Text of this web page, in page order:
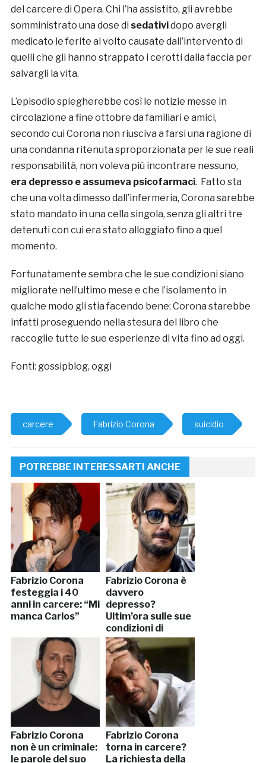
del carcere di Opera. Chi l’ha assistito, gli avrebbe
somministrato una dose di sedatividopo avergli
medicato le ferite al volto causate dall’intervento di
quelli che gli hanno strappato i cerotti dalla faccia per
salvargli la vita.
L’episodio spiegherebbe così le notizie messe in
circolazione a fine ottobre da familiari e amici,
secondo cui Corona non riusciva a farsi una ragione di
una condanna ritenuta sproporzionata per le sue reali
responsabilità, non voleva più incontrare nessuno,
era depresso e assumeva psicofarmaci. Fatto sta
che una volta dimesso dall’infermeria, Corona sarebbe
stato mandato in una cella singola, senza gli altri tre
detenuti con cui era stato alloggiato fino a quel
momento.
Fortunatamente sembra che le sue condizioni siano
migliorate nell’ultimo mese e che l’isolamento in
qualche modo gli stia facendo bene: Corona starebbe
infatti proseguendo nella stesura del libro che
raccoglie tutte le sue esperienze di vita fino ad oggi.
Fonti: gossipblog, oggi
carcere Fabrizio Corona suicidio
POTREBBE INTERESSARTI ANCHE
Fabrizio Corona
festeggia i 40
anni in carcere: “Mi
manca Carlos”
Fabrizio Corona è
davvero
depresso?
Ultim’ora sulle sue
condizioni di
salute
Fabrizio Corona
non è un criminale:
le parole del suo
Fabrizio Corona
torna in carcere?
La richiesta della